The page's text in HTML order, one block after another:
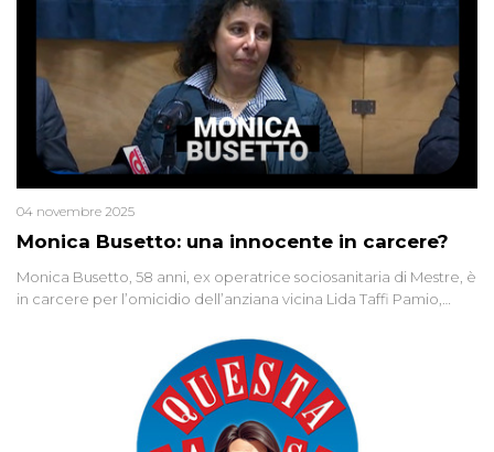
Monica Busetto: una innocente in carcere?
04 novembre 2025
Monica Busetto, 58 anni, ex operatrice sociosanitaria di Mestre, è
in carcere per l’omicidio dell’anziana vicina Lida Taffi Pamio,
minuscola su una collanina, Monica si proclama innocente. Nel
2015 un’altra donna confessa lo stesso delitto, poi ritratta. Due
colpevoli per un solo omicidio: errore giudiziario o giustizia